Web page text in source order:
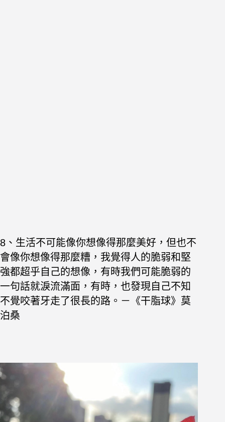
8、生活不可能像你想像得那麼美好，但也不
會像你想像得那麼糟，我覺得人的脆弱和堅
強都超乎自己的想像，有時我們可能脆弱的
一句話就淚流滿面，有時，也發現自己不知
不覺咬著牙走了很長的路。－《干脂球》莫
泊桑